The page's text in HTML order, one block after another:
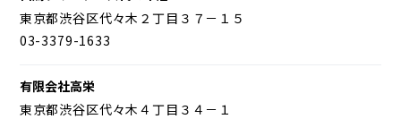
東京都渋谷区代々木２丁目３７－１５
03-3379-1633
有限会社高栄
東京都渋谷区代々木４丁目３４－１